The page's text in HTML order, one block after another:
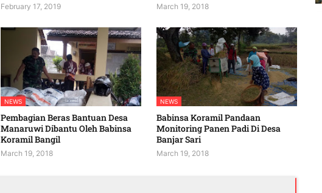
February 17, 2019 March 19, 2018
NEWS
Pembagian Beras Bantuan Desa
Manaruwi Dibantu Oleh Babinsa
Koramil Bangil
March 19, 2018
NEWS
Babinsa Koramil Pandaan
Monitoring Panen Padi Di Desa
Banjar Sari
March 19, 2018